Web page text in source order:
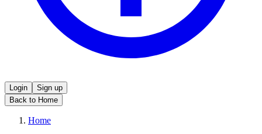
Login
Sign up
Back to Home
Home